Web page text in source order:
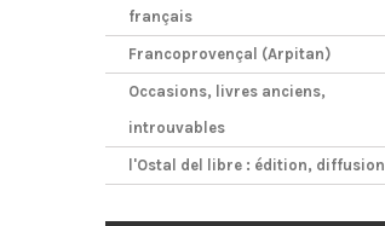
français
Francoprovençal (Arpitan)
Occasions, livres anciens,
introuvables
l'Ostal del libre : édition, diffusion